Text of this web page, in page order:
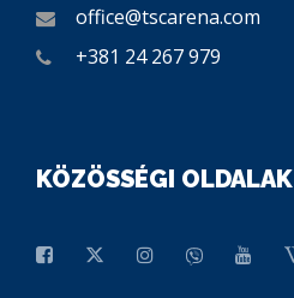
office@tscarena.com
+381 24 267 979
KÖZÖSSÉGI OLDALAK